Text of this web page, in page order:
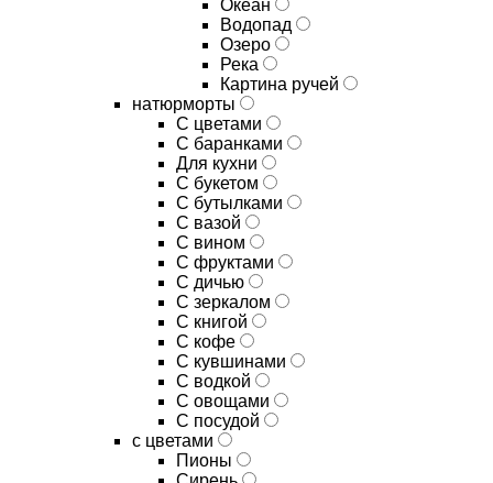
Океан
Водопад
Озеро
Река
Картина ручей
натюрморты
С цветами
С баранками
Для кухни
C букетом
C бутылками
C вазой
C вином
C фруктами
C дичью
C зеркалом
C книгой
C кофе
C кувшинами
C водкой
C овощами
C посудой
с цветами
Пионы